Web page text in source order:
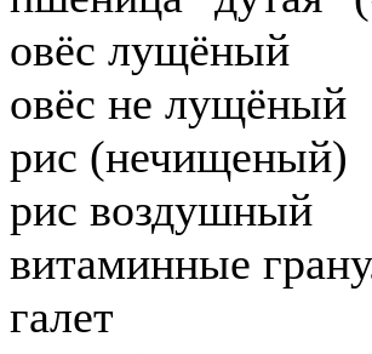
овёс лущёный
овёс не лущёный
рис (нечищеный)
рис воздушный
витаминные
галет